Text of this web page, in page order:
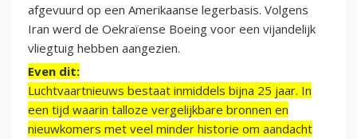
afgevuurd op een Amerikaanse legerbasis. Volgens
Iran werd de Oekraïense Boeing voor een vijandelijk
vliegtuig hebben aangezien.
Even dit:
Luchtvaartnieuws bestaat inmiddels bijna 25 jaar. In
een tijd waarin talloze vergelijkbare bronnen en
nieuwkomers met veel minder historie om aandacht